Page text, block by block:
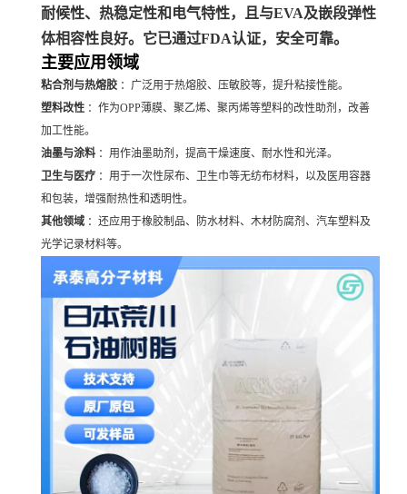
耐候性、热稳定性和电气特性，且与EVA及嵌段弹性
体相容性良好。它已通过FDA认证，安全可靠。
主要应用领域
粘合剂与热熔胶 ：广泛用于热熔胶、压敏胶等，提升粘接性能。
塑料改性 ：作为OPP薄膜、聚乙烯、聚丙烯等塑料的改性助剂，改善
加工性能。
油墨与涂料 ：用作油墨助剂，提高干燥速度、耐水性和光泽。
卫生与医疗 ：用于一次性尿布、卫生巾等无纺布材料，以及医用容器
和包装，增强耐热性和透明性。
其他领域 ：还应用于橡胶制品、防水材料、木材防腐剂、汽车塑料及
光学记录材料等。